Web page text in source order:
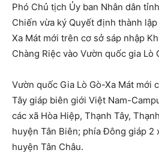
Phó Chủ tịch Ủy ban Nhân dân
Chiến vừa ký Quyết định thành
Xa Mát mới trên cơ sở sáp nhập
Chàng Riệc vào Vườn quốc gia Lò
Vườn quốc Gia Lò Gò-Xa Mát mới
Tây giáp biên giới Việt Nam-
các xã Hòa Hiệp, Thạnh Tây,
huyện Tân Biên; phía Đông giáp 2
huyện Tân Châu.